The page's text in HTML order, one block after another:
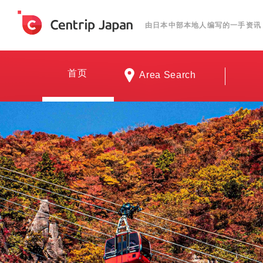
由日本中部本地人编写的一手资
首页 Area Search